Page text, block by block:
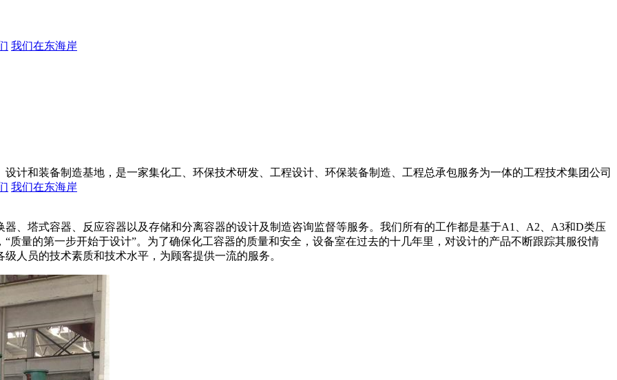
我们在东海岸
计和装备制造基地，是一家集化工、环保技术研发、工程设计、环保装备制造、工程总承包服务为一体的工程技术集团公司
我们在东海岸
、塔式容器、反应容器以及存储和分离容器的设计及制造咨询监督等服务。我们所有的工作都是基于A1、A2、A3和D类压
质量的第一步开始于设计”。为了确保化工容器的质量和安全，设备室在过去的十几年里，对设计的产品不断跟踪其服役情
人员的技术素质和技术水平，为顾客提供一流的服务。